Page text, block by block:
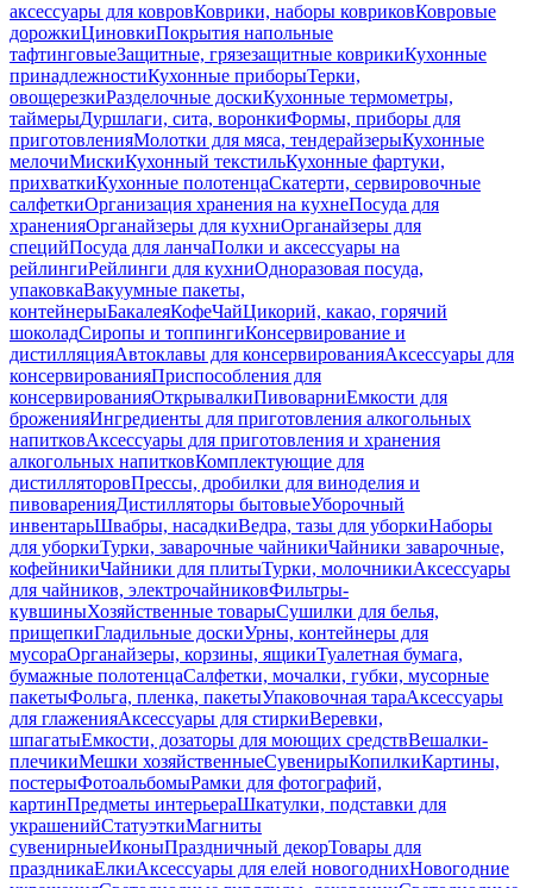
аксессуары для ковровКоврики, наборы ковриковКовровые
дорожкиЦиновкиПокрытия напольные
тафтинговыеЗащитные, грязезащитные коврикиКухонные
принадлежностиКухонные приборыТерки,
овощерезкиРазделочные доскиКухонные термометры,
таймерыДуршлаги, сита, воронкиФормы, приборы для
приготовленияМолотки для мяса, тендерайзерыКухонные
мелочиМискиКухонный текстильКухонные фартуки,
прихваткиКухонные полотенцаСкатерти, сервировочные
салфеткиОрганизация хранения на кухнеПосуда для
храненияОрганайзеры для кухниОрганайзеры для
специйПосуда для ланчаПолки и аксессуары на
рейлингиРейлинги для кухниОдноразовая посуда,
упаковкаВакуумные пакеты,
контейнерыБакалеяКофеЧайЦикорий, какао, горячий
шоколадСиропы и топпингиКонсервирование и
дистилляцияАвтоклавы для консервированияАксессуары для
консервированияПриспособления для
консервированияОткрывалкиПивоварниЕмкости для
броженияИнгредиенты для приготовления алкогольных
напитковАксессуары для приготовления и хранения
алкогольных напитковКомплектующие для
дистилляторовПрессы, дробилки для виноделия и
пивоваренияДистилляторы бытовыеУборочный
инвентарьШвабры, насадкиВедра, тазы для уборкиНаборы
для уборкиТурки, заварочные чайникиЧайники заварочные,
кофейникиЧайники для плитыТурки, молочникиАксессуары
для чайников, электрочайниковФильтры-
кувшиныХозяйственные товарыСушилки для белья,
прищепкиГладильные доскиУрны, контейнеры для
мусораОрганайзеры, корзины, ящикиТуалетная бумага,
бумажные полотенцаСалфетки, мочалки, губки, мусорные
пакетыФольга, пленка, пакетыУпаковочная тараАксессуары
для глаженияАксессуары для стиркиВеревки,
шпагатыЕмкости, дозаторы для моющих средствВешалки-
плечикиМешки хозяйственныеСувенирыКопилкиКартины,
постерыФотоальбомыРамки для фотографий,
картинПредметы интерьераШкатулки, подставки для
украшенийСтатуэткиМагниты
сувенирныеИконыПраздничный декорТовары для
праздникаЕлкиАксессуары для елей новогоднихНовогодние